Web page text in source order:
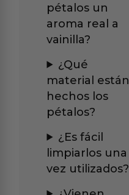
pétalos un
aroma real a
vainilla?
¿Qué
material están
hechos los
pétalos?
¿Es fácil
limpiarlos una
vez utilizados?